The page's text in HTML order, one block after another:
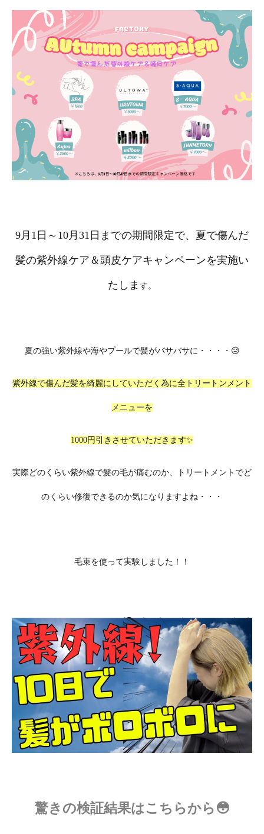
9月1日～10月31日までの期間限定で、夏で傷んだ
髪の紫外線ケア＆頭皮ケアキャンペーンを実施い
たしま す。
夏の強い紫外線や海やプールで髪がバサバサに・・・・😥
紫外線で傷んだ髪を綺麗にしていただく為に全トリートンメント
メニューを
1000円引きさせていただきます✨
実際どのくらい紫外線で髪の毛が痛むのか、トリートメントでど
のくらい修復できるのか気になりますよね・・・
毛束を使って実験しました！！
驚きの検証結果はこちらから😳